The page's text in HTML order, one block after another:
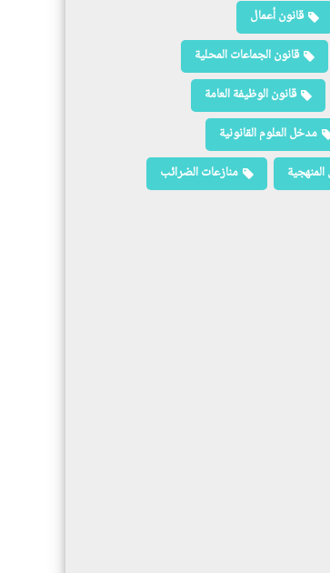
قانون أعمال
قانون الجماعات المحلية
قانون الوظيفة العامة
مدخل العلوم القانونية
منازعات الضرائب